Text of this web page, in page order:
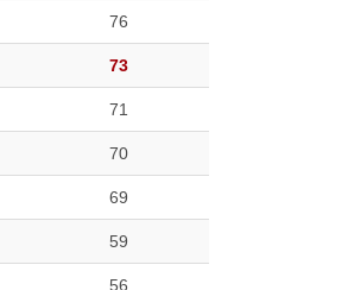
76
73
71
70
69
59
56